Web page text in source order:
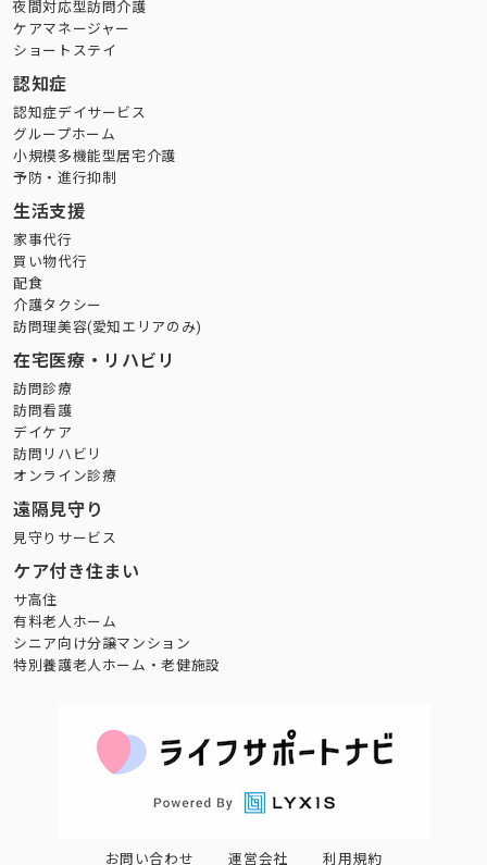
夜間対応型訪問介護
ケアマネージャー
ショートステイ
認知症
認知症デイサービス
グループホーム
小規模多機能型居宅介護
予防・進行抑制
生活支援
家事代行
買い物代行
配食
介護タクシー
訪問理美容(愛知エリアのみ)
在宅医療・リハビリ
訪問診療
訪問看護
デイケア
訪問リハビリ
オンライン診療
遠隔見守り
見守りサービス
ケア付き住まい
サ高住
有料老人ホーム
シニア向け分譲マンション
特別養護老人ホーム・老健施設
お問い合わせ 運営会社 利用規約